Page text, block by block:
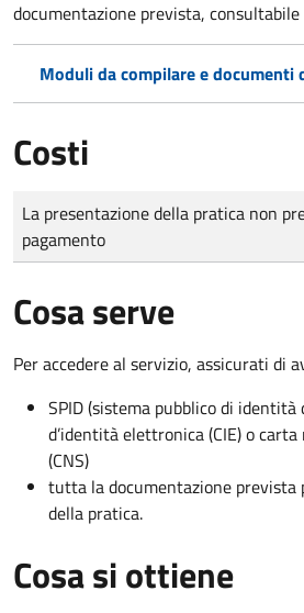
documentazione prevista, consultabile
Moduli da compilare e documenti
Costi
Tipo di pagamento
Importo
La presentazione della pratica non
pagamento
Cosa serve
Per accedere al servizio, assicurati di
SPID (sistema pubblico di
d’identità elettronica (CIE) o
(CNS)
tutta la documentazione prevista
della pratica.
Cosa si ottiene